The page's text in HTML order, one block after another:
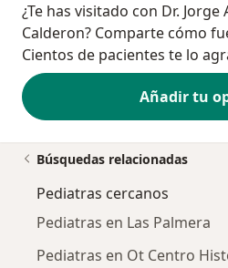
¿Te has visitado con Dr.
Calderon? Comparte cómo
Cientos de pacientes te lo
Añadir tu
Búsquedas relacionadas
Pediatras cercanos
Pediatras en Las Palmera
Pediatras en Ot Centro